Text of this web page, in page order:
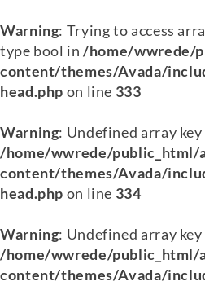
Warning: Trying to access
type bool in/home/wwrede/
content/themes/Avada/
head.php on line 333
Warning: Undefined array key
/home/wwrede/public_html/
content/themes/Avada/
head.php on line 334
Warning: Undefined array key
/home/wwrede/public_html/
content/themes/Avada/